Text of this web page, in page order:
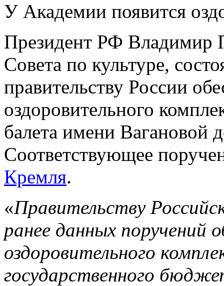
У Академии появится
Президент РФ Владимир
Совета по культуре,
правительству России
оздоровительного
балета имени Вагановой
Соответствующее
Кремля.
«Правительству
ранее данных поручений
оздоровительного
государственного